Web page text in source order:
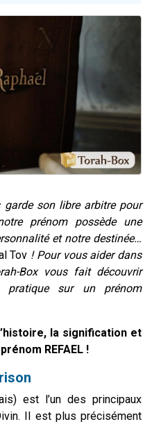
de faire un don pour Sauvez la jambe de Yohan
pour étudier en groupe sur Zoom
musiques dans Torah-Box Music
garde son libre arbitre pour
prénom possède une
et notre destinée…
Tov ! Pour vous aider dans
Box vous fait découvrir
pratique sur un prénom
la signification et
REFAEL !
est l’un des principaux
Il est plus précisément